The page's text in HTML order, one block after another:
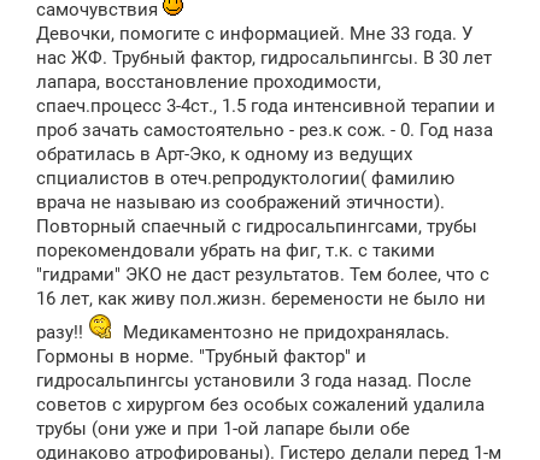
щ
е
н
и
самочувствия
Девочки, помогите с информацией. Мне 33 года. У
нас ЖФ. Трубный фактор, гидросальпингсы. В 30 лет
лапара, восстановление проходимости,
спаеч.процесс 3-4ст., 1.5 года интенсивной терапии и
проб зачать самостоятельно - рез.к сож. - 0. Год наза
обратилась в Арт-Эко, к одному из ведущих
спциалистов в отеч.репродуктологии( фамилию
врача не называю из соображений этичности).
Повторный спаечный с гидросальпингсами, трубы
порекомендовали убрать на фиг, т.к. с такими
"гидрами" ЭКО не даст результатов. Тем более, что с
16 лет, как живу пол.жизн. беремености не было ни
разу!!
Медикаментозно не придохранялась.
Гормоны в норме. "Трубный фактор" и
гидросальпингсы установили 3 года назад. После
советов с хирургом без особых сожалений удалила
трубы (они уже и при 1-ой лапаре были обе
одинаково атрофированы). Гистеро делали перед 1-м